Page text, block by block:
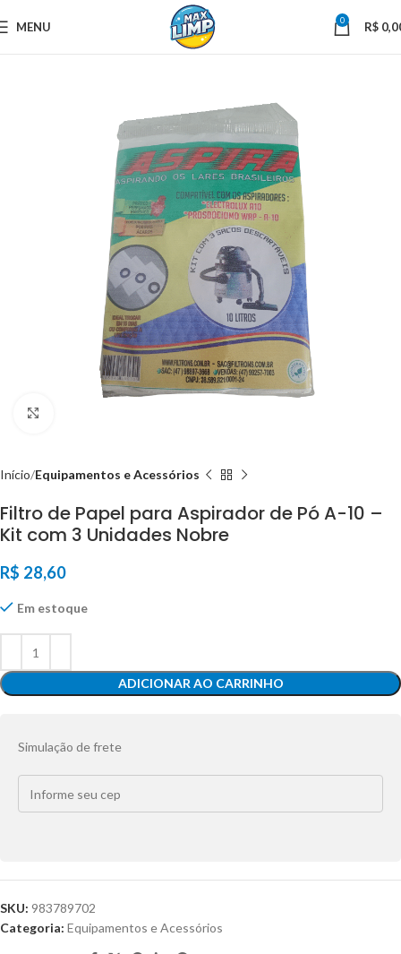
MENU 0 R$
Início Equipamentos e Acessórios
Filtro de Papel para Aspirador de Pó A-10 –
Kit com 3 Unidades Nobre
R$ 28,60
Em estoque
ADICIONAR AO CARRINHO
Simulação de frete
SKU: 983789702
Categoria: Equipamentos e Acessórios